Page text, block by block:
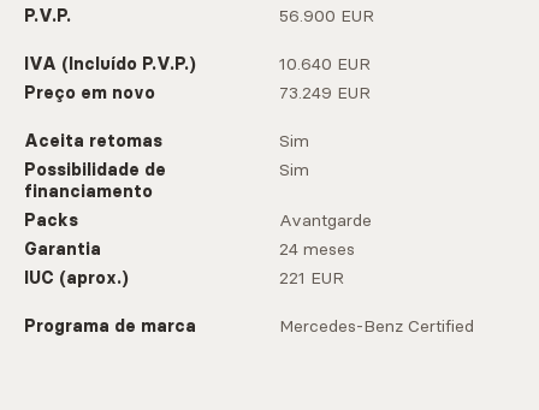
P.V.P. 56.900 EUR
IVA (Incluído P.V.P.)
10.640 EUR
Preço em novo
73.249 EUR
Aceita retomas
Sim
Possibilidade de
financiamento
Sim
Packs
Avantgarde
Garantia
24 meses
IUC (aprox.)
221 EUR
Programa de marca Mercedes-Benz Certified